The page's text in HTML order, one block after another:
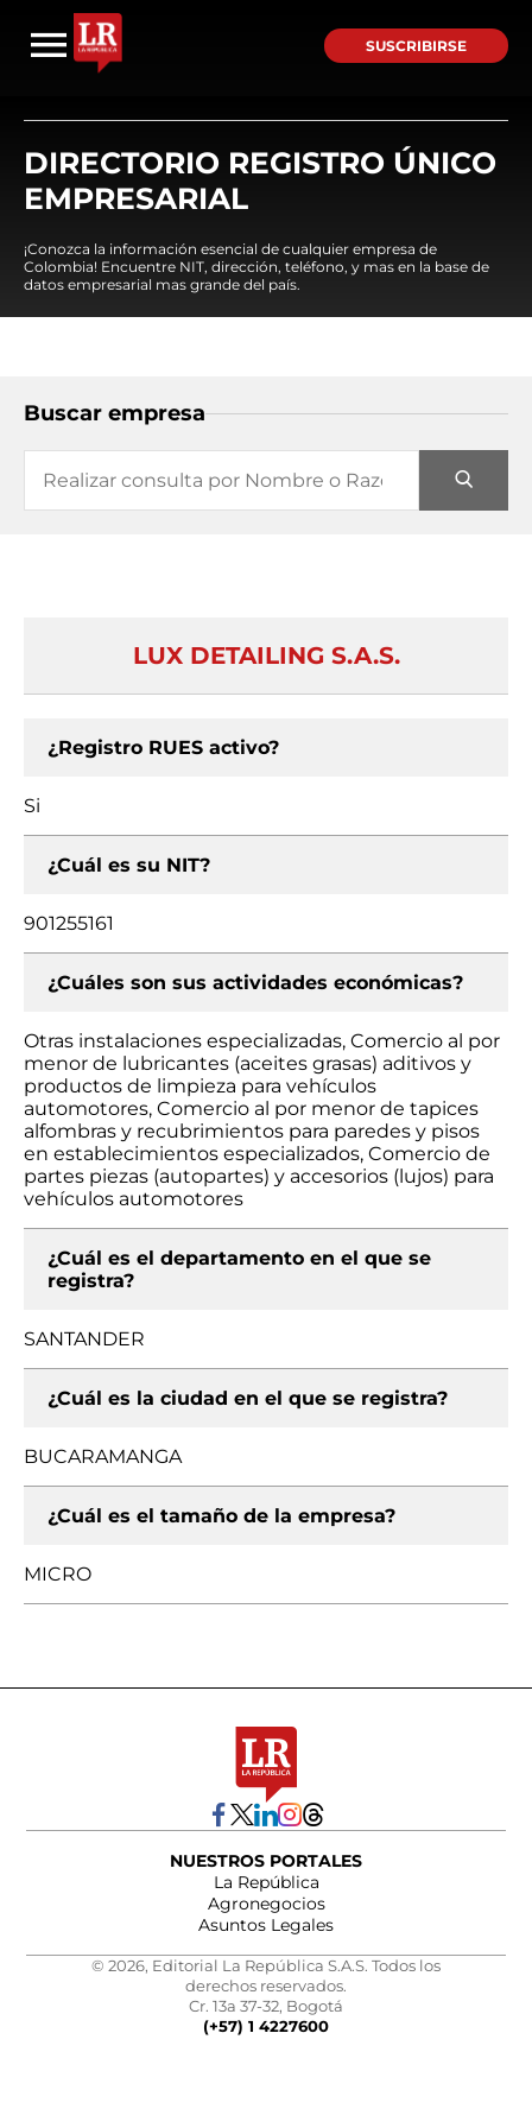
SUSCRIBIRSE
DIRECTORIO REGISTRO ÚNICO
EMPRESARIAL
¡Conozca la información esencial de cualquier empresa de
Colombia! Encuentre NIT, dirección, teléfono, y mas en la base de
datos empresarial mas grande del país.
Buscar empresa
LUX DETAILING S.A.S.
¿Registro RUES activo?
Si
¿Cuál es su NIT?
901255161
¿Cuáles son sus actividades económicas?
Otras instalaciones especializadas, Comercio al por
menor de lubricantes (aceites grasas) aditivos y
productos de limpieza para vehículos
automotores, Comercio al por menor de tapices
alfombras y recubrimientos para paredes y pisos
en establecimientos especializados, Comercio de
partes piezas (autopartes) y accesorios (lujos) para
vehículos automotores
¿Cuál es el departamento en el que se
registra?
SANTANDER
¿Cuál es la ciudad en el que se registra?
BUCARAMANGA
¿Cuál es el tamaño de la empresa?
MICRO
NUESTROS PORTALES
La República
Agronegocios
Asuntos Legales
© 2026, Editorial La República S.A.S. Todos los
derechos reservados.
Cr. 13a 37-32, Bogotá
(+57) 1 4227600